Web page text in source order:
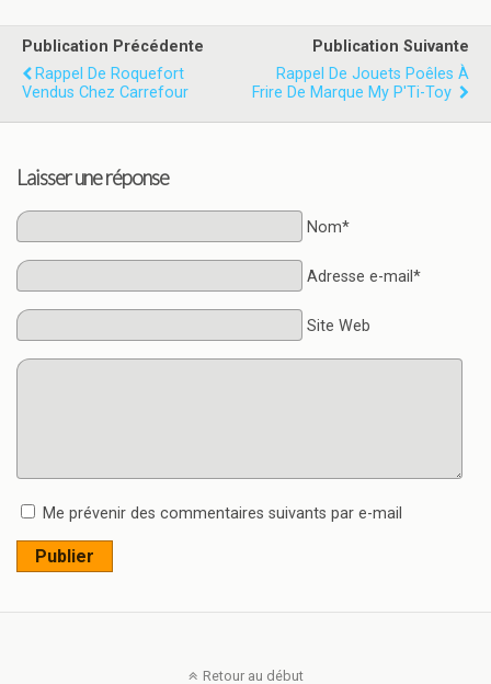
Publication Précédente
Rappel De Roquefort
Vendus Chez Carrefour
Publication Suivante
Rappel De Jouets Poêles À
Frire De Marque My P'Ti-Toy
Laisser une réponse
Nom*
Adresse e-mail*
Site Web
Me prévenir des commentaires suivants par e-mail
Publier
Retour au début